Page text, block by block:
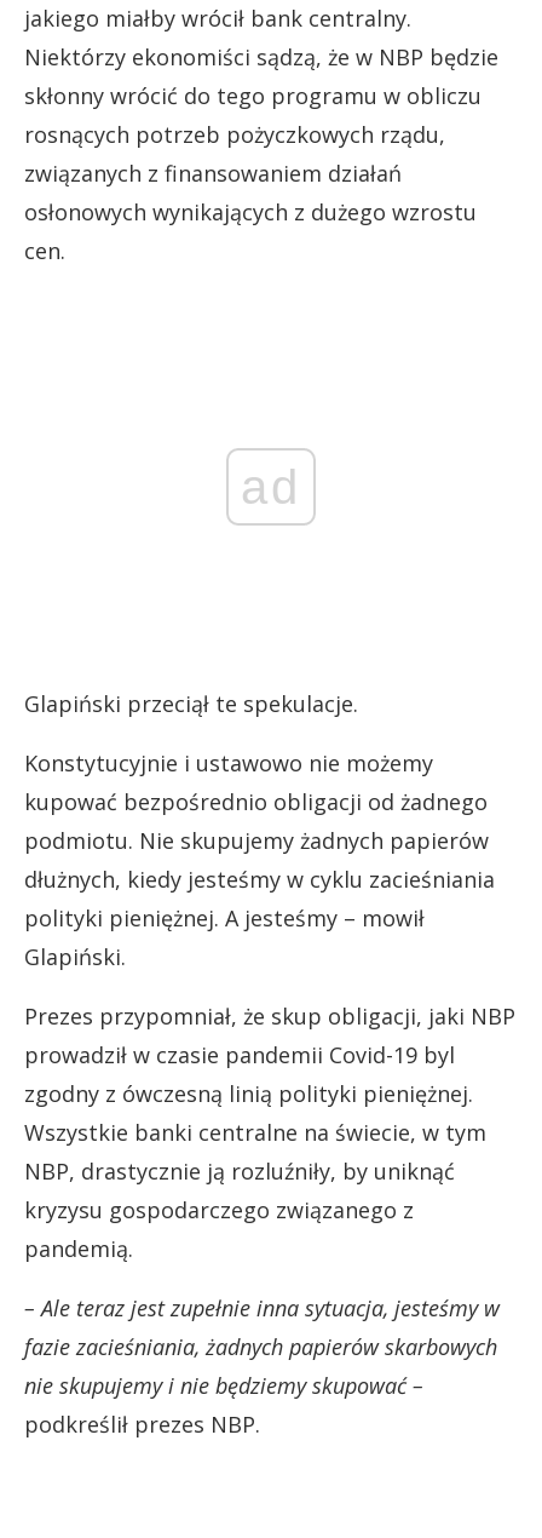
jakiego miałby wrócił bank centralny.
Niektórzy ekonomiści sądzą, że w NBP będzie
skłonny wrócić do tego programu w obliczu
rosnących potrzeb pożyczkowych rządu,
związanych z finansowaniem działań
osłonowych wynikających z dużego wzrostu
cen.
ad
Glapiński przeciął te spekulacje.
Konstytucyjnie i ustawowo nie możemy
kupować bezpośrednio obligacji od żadnego
podmiotu. Nie skupujemy żadnych papierów
dłużnych, kiedy jesteśmy w cyklu zacieśniania
polityki pieniężnej. A jesteśmy – mowił
Glapiński.
Prezes przypomniał, że skup obligacji, jaki NBP
prowadził w czasie pandemii Covid-19 byl
zgodny z ówczesną linią polityki pieniężnej.
Wszystkie banki centralne na świecie, w tym
NBP, drastycznie ją rozluźniły, by uniknąć
kryzysu gospodarczego związanego z
pandemią.
– Ale teraz jest zupełnie inna sytuacja, jesteśmy w
fazie zacieśniania, żadnych papierów skarbowych
nie skupujemy i nie będziemy skupować –
podkreślił prezes NBP.